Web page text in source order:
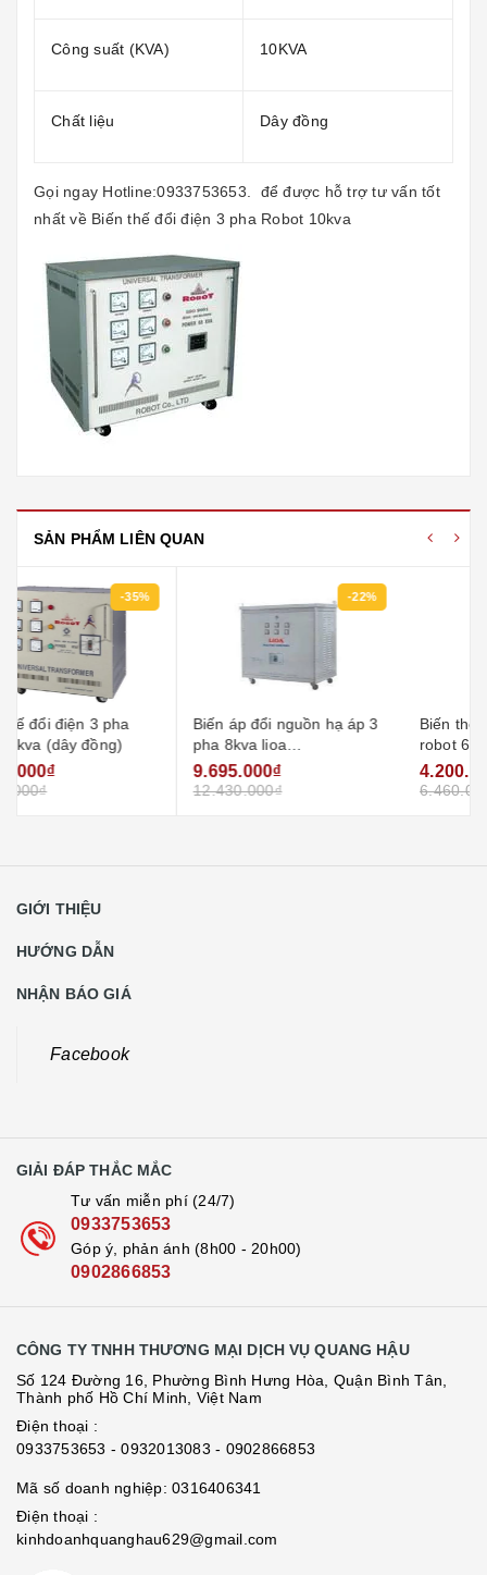
Công suất (KVA) 10KVA
Chất liệu Dây đồng
Gọi ngay Hotline:0933753653. để được hỗ trợ tư vấn tốt
nhất về Biến thế đổi điện 3 pha Robot 10kva
SẢN PHẨM LIÊN QUAN
Biến áp đổi nguồn hạ áp 3
pha 8kva lioa
3k800m2dh5yc (loại cách
ly)
9.695.000₫
12.430.000₫
Biến thế đổi điện 3 pha
robot 6kva
4.200.000₫
6.460.000₫
GIỚI THIỆU
HƯỚNG DẪN
NHẬN BÁO GIÁ
Facebook
GIẢI ĐÁP THẮC MẮC
Tư vấn miễn phí (24/7)
0933753653
Góp ý, phản ánh (8h00 - 20h00)
0902866853
CÔNG TY TNHH THƯƠNG MẠI DỊCH VỤ QUANG HẬU
Số 124 Đường 16, Phường Bình Hưng Hòa, Quận Bình Tân,
Thành phố Hồ Chí Minh, Việt Nam
Điện thoại :
0933753653 - 0932013083 - 0902866853
Mã số doanh nghiệp: 0316406341
Điện thoại :
kinhdoanhquanghau629@gmail.com